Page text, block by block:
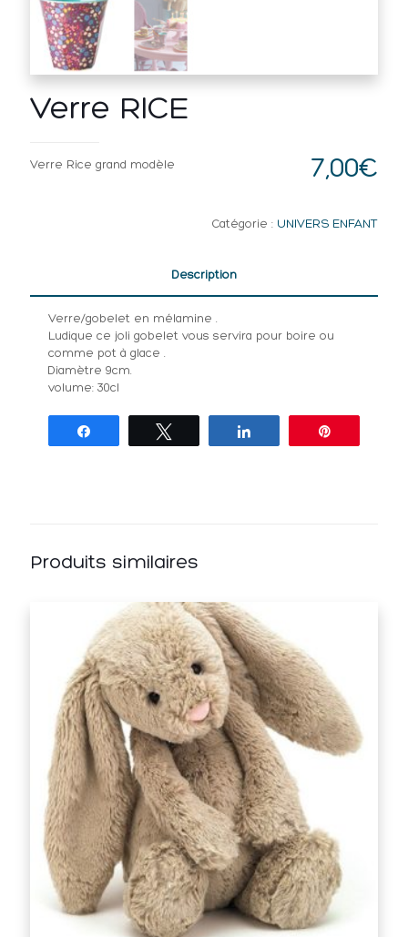
Verre RICE
7,00€
Verre Rice grand modèle
Catégorie : UNIVERS ENFANT
Description
Verre/gobelet en mélamine .
Ludique ce joli gobelet vous servira pour boire ou
comme pot à glace .
Diamètre 9cm.
volume: 30cl
Produits similaires